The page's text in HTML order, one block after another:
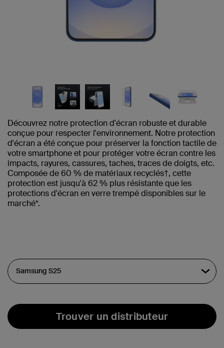
Découvrez notre protection d'écran robuste et durable
conçue pour respecter l'environnement. Notre protection
d'écran a été conçue pour préserver la fonction tactile de
votre smartphone et pour protéger votre écran contre les
impacts, rayures, cassures, taches, traces de doigts, etc.
Composée de 60 % de matériaux recyclés†, cette
protection est jusqu'à 62 % plus résistante que les
protections d'écran en verre trempé disponibles sur le
marché*.
Trouver un distributeur